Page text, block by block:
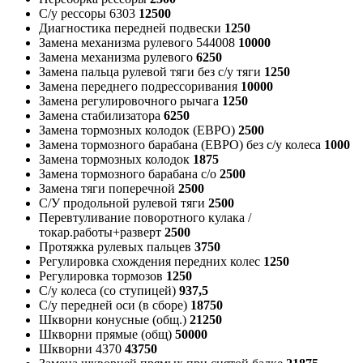
С/у рессоры 6303 12500
Диагностика передней подвески 1250
Замена механизма рулевого 544008 10000
Замена механизма рулевого 6250
Замена пальца рулевой тяги без с/у тяги 1250
Замена переднего подрессоривания 10000
Замена регулировочного рычага 1250
Замена стабилизатора 6250
Замена тормозных колодок (ЕВРО) 2500
Замена тормозного барабана (ЕВРО) без с/у колеса 1000
Замена тормозных колодок 1875
Замена тормозного барабана с/о 2500
Замена тяги поперечной 2500
С/У продольной рулевой тяги 2500
Перевтуливание поворотного кулака /
токар.работы+разверт 2500
Протяжка рулевых пальцев 3750
Регулировка схождения передних колес 1250
Регулировка тормозов 1250
С/у колеса (со ступицей) 937,5
С/у передней оси (в сборе) 18750
Шкворни конусные (общ.) 21250
Шкворни прямые (общ) 50000
Шкворни 4370 43750